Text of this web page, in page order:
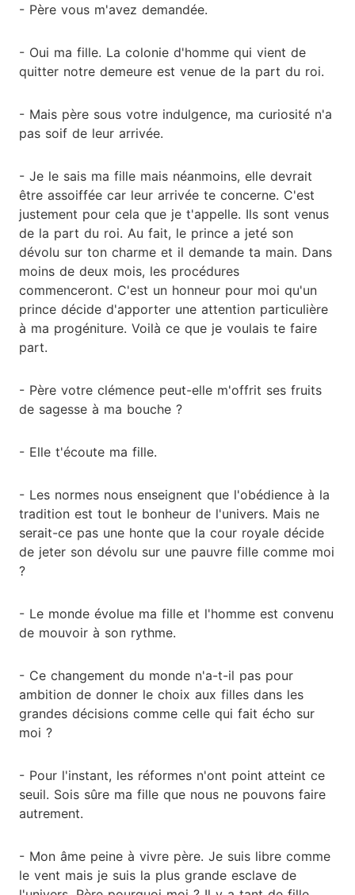
- Père vous m'avez demandée.
- Oui ma fille. La colonie d'homme qui vient de
quitter notre demeure est venue de la part du roi.
- Mais père sous votre indulgence, ma curiosité n'a
pas soif de leur arrivée.
- Je le sais ma fille mais néanmoins, elle devrait
être assoiffée car leur arrivée te concerne. C'est
justement pour cela que je t'appelle. Ils sont venus
de la part du roi. Au fait, le prince a jeté son
dévolu sur ton charme et il demande ta main. Dans
moins de deux mois, les procédures
commenceront. C'est un honneur pour moi qu'un
prince décide d'apporter une attention particulière
à ma progéniture. Voilà ce que je voulais te faire
part.
- Père votre clémence peut-elle m'offrit ses fruits
de sagesse à ma bouche ?
- Elle t'écoute ma fille.
- Les normes nous enseignent que l'obédience à la
tradition est tout le bonheur de l'univers. Mais ne
serait-ce pas une honte que la cour royale décide
de jeter son dévolu sur une pauvre fille comme moi
?
- Le monde évolue ma fille et l'homme est convenu
de mouvoir à son rythme.
- Ce changement du monde n'a-t-il pas pour
ambition de donner le choix aux filles dans les
grandes décisions comme celle qui fait écho sur
moi ?
- Pour l'instant, les réformes n'ont point atteint ce
seuil. Sois sûre ma fille que nous ne pouvons faire
autrement.
- Mon âme peine à vivre père. Je suis libre comme
le vent mais je suis la plus grande esclave de